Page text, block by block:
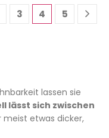
3 4 5
lassen sie
lässt sich zwischen
meist etwas dicker,